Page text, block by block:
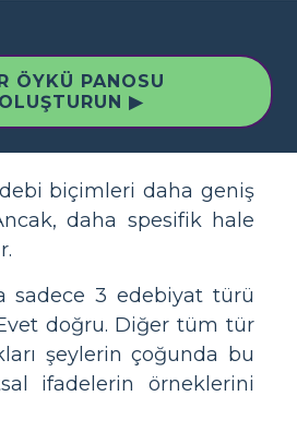
ÖYKÜ PANOSU
OLUŞTURUN ▶
biçimleri daha geniş
daha spesifik hale
sadece 3 edebiyat türü
doğru. Diğer tüm tür
şeylerin çoğunda bu
ifadelerin örneklerini